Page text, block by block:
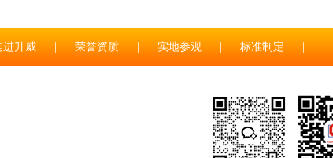
进升威 荣誉资质 实地参观 标准制定